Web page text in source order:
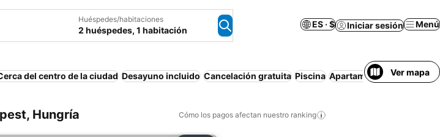
Huéspedes/habitaciones
2 huéspedes, 1 habitación
ES · $ Iniciar sesión Menú
del centro de la ciudad Desayuno incluido Cancelación gratuita Piscina Apartamento amueblado
Ver mapa
Hungría Cómo los pagos afectan nuestro ranking